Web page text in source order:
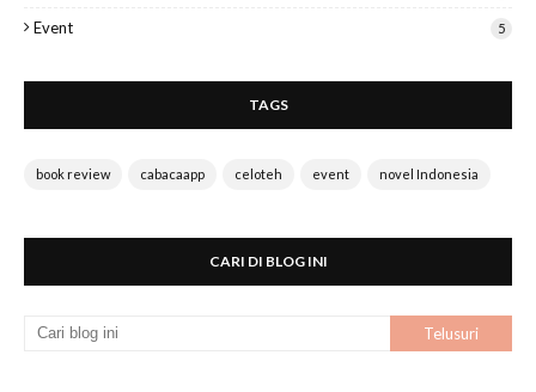
Event 5
TAGS
book review cabacaapp celoteh event novel Indonesia
CARI DI BLOG INI